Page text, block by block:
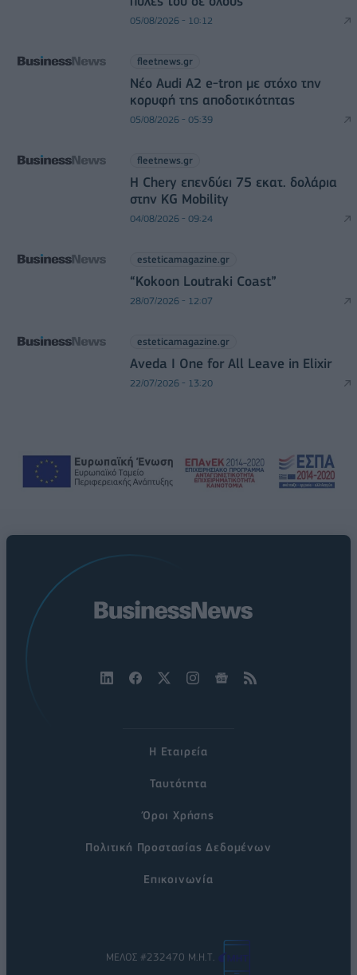
05/08/2026 - 10:12
fleetnews.gr
Νέο Audi A2 e-tron με στόχο την
κορυφή της αποδοτικότητας
05/08/2026 - 05:39
fleetnews.gr
Η Chery επενδύει 75 εκατ. δολάρια
στην KG Mobility
04/08/2026 - 09:24
esteticamagazine.gr
“Kokoon Loutraki Coast”
28/07/2026 - 12:07
esteticamagazine.gr
Aveda I One for All Leave in Elixir
22/07/2026 - 13:20
Η Εταιρεία
Ταυτότητα
Όροι Χρήσης
Πολιτική Προστασίας Δεδομένων
Επικοινωνία
ΜΕΛΟΣ #232470 Μ.Η.Τ.